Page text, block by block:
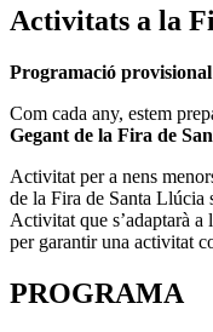
Activitats a la
Programació
Com cada any, estem
Gegant de la Fira de
Activitat per a nens
de la Fira de Santa Llúcia
Activitat que s’adaptarà a
per garantir una activitat
PROGRAMA